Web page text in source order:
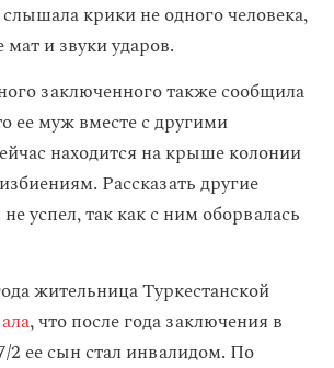
крики не одного человека,
и звуки ударов.
заключенного также сообщила
ее муж вместе с другими
находится на крыше колонии
Рассказать другие
успел, так как с ним оборвалась
жительница Туркестанской
, что после года заключения в
ее сын стал инвалидом. По